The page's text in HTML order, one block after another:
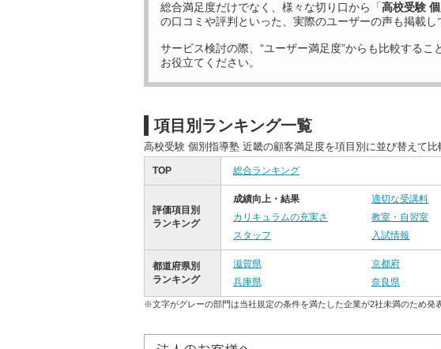
総合満足度だけでなく、様々な切り口から「高校受験
の口コミや評判といった、実際のユーザーの声も掲載し
サービス検討の際、“ユーザー満足度”からも比較するこ
お役立てください。
項目別ランキング一覧
高校受験 個別指導塾 近畿の顧客満足度を項目別に並び替えて比
TOP 総合ランキング
評価項目別
ランキング
成績向上・結果 適切な受講料
カリキュラムの充実さ
教室・自習室
スタッフ
入試情報
都道府県別
ランキング
滋賀県 京都府
兵庫県
奈良県
※文字がグレーの部門は当社規定の条件を満たした企業が2社未満のため発